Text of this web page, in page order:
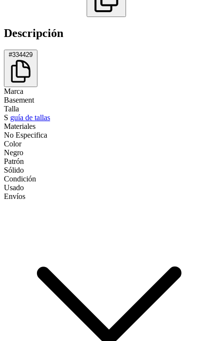
Descripción
#334429
Marca
Basement
Talla
S guía de tallas
Materiales
No Especifica
Color
Negro
Patrón
Sólido
Condición
Usado
Envíos